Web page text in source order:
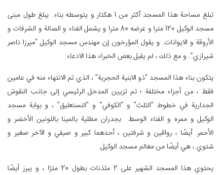
تبلغ مساحة هذا المسجد أكثر من 1 هكتار و يتوسطه بناء. يبلغ طول مبنى
مسجد الوكيل 120 مترا و عرضه 80 مترا و يشمل الفناء و الصالة و الشرفات و
الأروقة و الایوانات. و يقول المؤرخون إن مهندس مسجد الوکیل "ميرزا ​​ناصر
شيرازي". و مع ذلك ، لم يقبل بعض الخبراء هذا الادعاء.
يتكون بناء هذا المسجد "ذو الابنية الحجرية" ، الذي تم الانتهاء منه في عامين
فقط ، من أجزاء مختلفة ؛ تم تزيين المدخل الرئيسي إلى جانب النقوش
الجدارية في خطوط "الثلث" و "الكوفي" و "النستعليق" ، و بوابة مسجد
الوكيل و ممره و الفناء الوسط بجدران مطلية بالمينا باللونين الأخضر و
الأحمر. أيضًا ، رواقين و شرفتين ، أحدهما كبير و صيفي و الآخر صغير و
شتوي ، هي أيضًا من معالم مسجد الوكيل.
يحتوي هذا المسجد الشهير على 2 مئذنات بطول 20 مترًا ، و يبرز أيضًا